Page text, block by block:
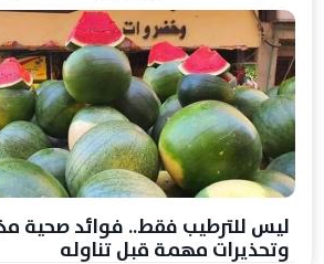
ليس للترطيب فقط.. فوائد صحية
وتحذيرات مهمة قبل تناوله